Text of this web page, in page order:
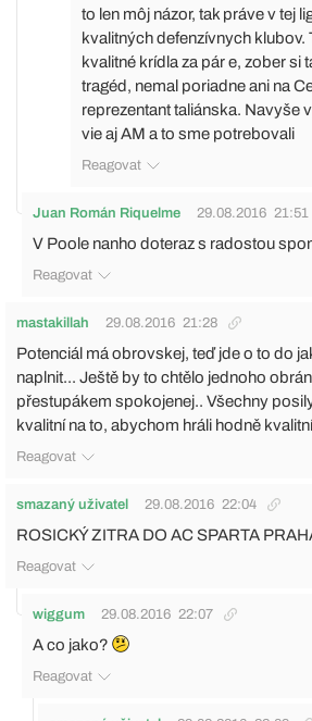
to len môj názor, tak práve v tej
kvalitných defenzívnych klubov.
kvalitné krídla za pár e, zober si
tragéd, nemal poriadne ani na
reprezentant taliánska. Navyše
vie aj AM a to sme potrebovali
Reagovat
Juan Román Riquelme 29.08.2016 21:51
V Poole nanho doteraz s radostou
Reagovat
mastakillah 29.08.2016 21:28
Potenciál má obrovskej, teď jde o to do
naplnit... Ještě by to chtělo jednoho
přestupákem spokojenej.. Všechny
kvalitní na to, abychom hráli hodně
Reagovat
smazaný uživatel 29.08.2016 22:04
ROSICKÝ ZITRA DO AC SPARTA
Reagovat
wiggum 29.08.2016 22:07
A co jako?
Reagovat